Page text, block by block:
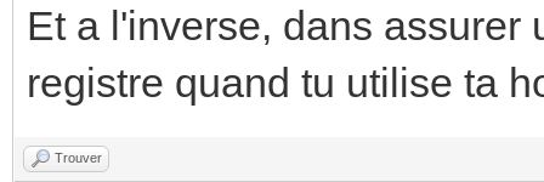
Et a l'inverse, dans assurer
registre quand tu utilise ta
Trouver